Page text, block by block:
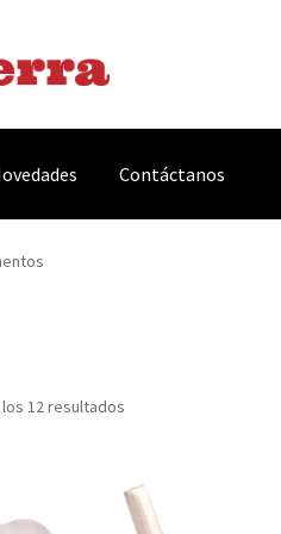
Contáctanos
Carnes y Embutidos
12 resultados